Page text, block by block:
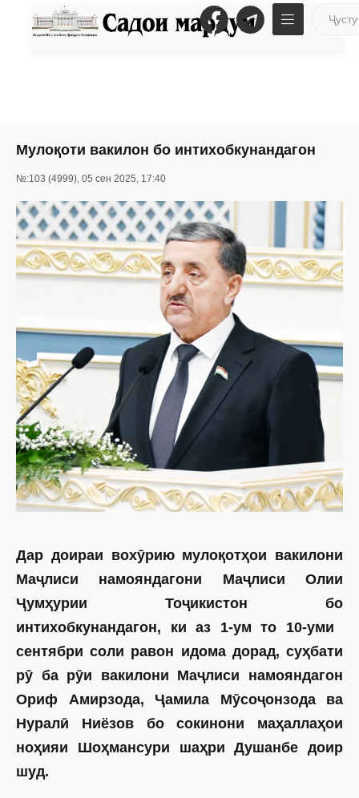
Мулоқоти вакилон бо интихобкунандагон
№:103 (4999), 05 сен 2025, 17:40
Дар доираи вохӯрию мулоқотҳои вакилони
Маҷлиси намояндагони Маҷлиси Олии
Ҷумҳурии Тоҷикистон бо
интихобкунандагон, ки аз 1-ум то 10-уми
сентябри соли равон идома дорад, суҳбати
рӯ ба рӯи вакилони Маҷлиси намояндагон
Ориф Амирзода, Ҷамила Мӯсоҷонзода ва
Нуралӣ Ниёзов бо сокинони маҳаллаҳои
ноҳияи Шоҳмансури шаҳри Душанбе доир
шуд.